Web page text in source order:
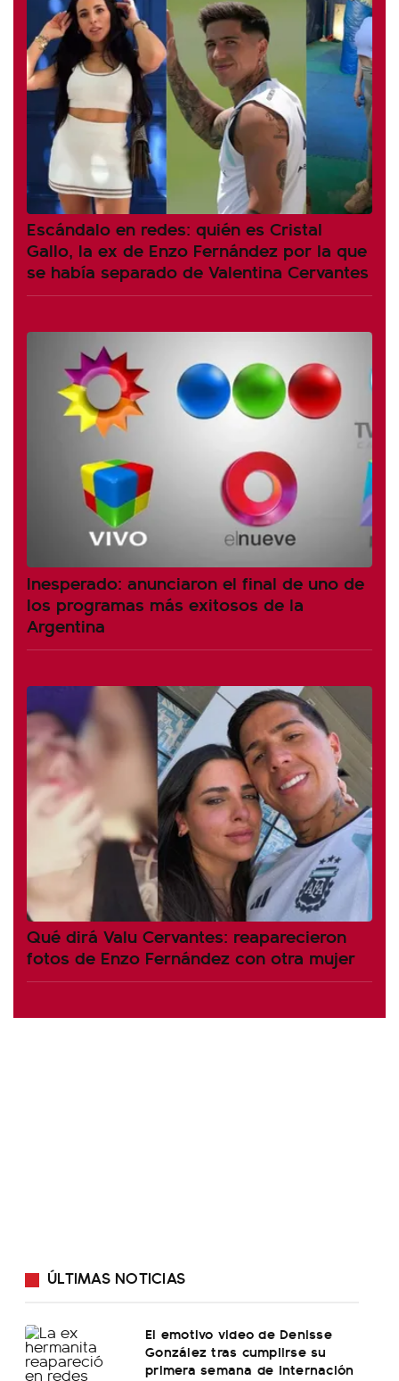
Escándalo en redes: quién es Cristal
Gallo, la ex de Enzo Fernández por la que
se había separado de Valentina Cervantes
Inesperado: anunciaron el final de uno de
los programas más exitosos de la
Argentina
Qué dirá Valu Cervantes: reaparecieron
fotos de Enzo Fernández con otra mujer
ÚLTIMAS NOTICIAS
El emotivo video de Denisse
González tras cumplirse su
primera semana de internación